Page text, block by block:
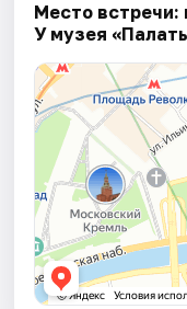
Место
У музея